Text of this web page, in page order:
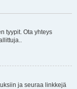
tyypit. Ota yhteys
ja seuraa linkkejä